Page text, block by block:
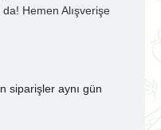
Hemen Alışverişe
siparişler aynı gün